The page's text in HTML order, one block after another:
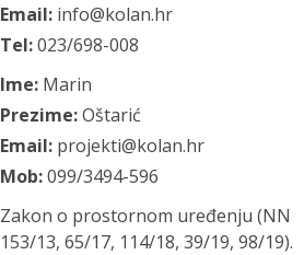
Email: info@kolan.hr
Tel:023/698-008
Ime: Marin
Prezime:Oštarić
Email: projekti@kolan.hr
Mob:099/3494-596
Zakon o prostornom uređenju (NN
153/13, 65/17, 114/18, 39/19, 98/19).